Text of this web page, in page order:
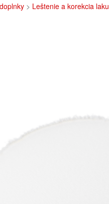
> Leštenie a korekcia laku